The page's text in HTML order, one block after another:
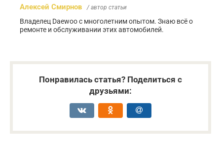
Алексей Смирнов / автор статьи
Владелец Daewoo с многолетним опытом. Знаю всё о
ремонте и обслуживании этих автомобилей.
Понравилась статья? Поделиться с
друзьями: